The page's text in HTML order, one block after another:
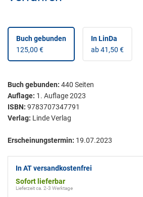
Buch gebunden
125,00 €
In LinDa
ab 41,50 €
Buch gebunden: 440 Seiten
Auflage: 1. Auflage 2023
ISBN: 9783707347791
Verlag: Linde Verlag
Erscheinungstermin: 19.07.2023
In AT versandkostenfrei
Sofort lieferbar
Lieferzeit ca. 2-3 Werktage